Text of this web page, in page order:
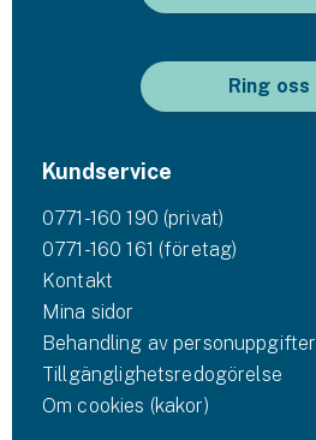
Ring oss
Kundservice
0771-160 190 (privat)
0771-160 161 (företag)
Kontakt
Mina sidor
Behandling av personuppgifter
Tillgänglighetsredogörelse
Om cookies (kakor)